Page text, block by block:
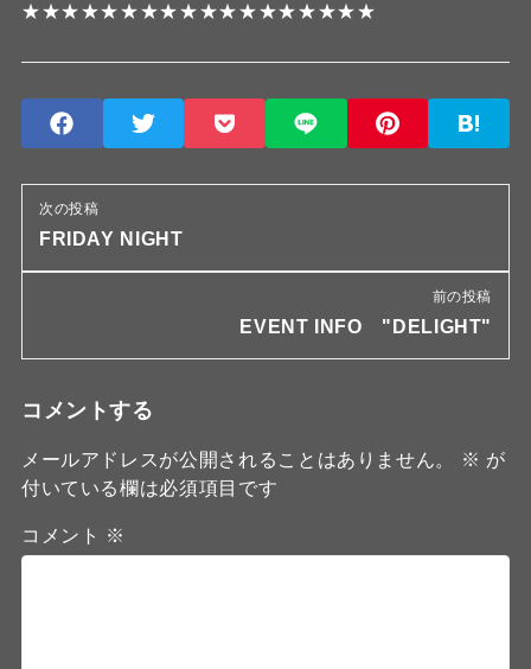
★★★★★★★★★★★★★★★★★★
次の投稿
FRIDAY NIGHT
前の投稿
EVENT INFO "DELIGHT"
コメントする
メールアドレスが公開されることはありません。 ※ が
付いている欄は必須項目です
コメント ※